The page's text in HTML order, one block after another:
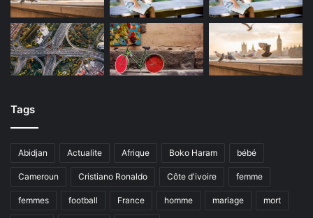
Tags
Abidjan Actualite Afrique Boko Haram bébé
Cameroun Cristiano Ronaldo Côte d'ivoire femme
femmes football France homme mariage mort